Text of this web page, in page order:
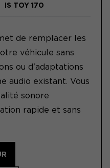
IS TOY 170
de remplacer les
véhicule sans
ou d'adaptations
audio existant. Vous
sonore
rapide et sans